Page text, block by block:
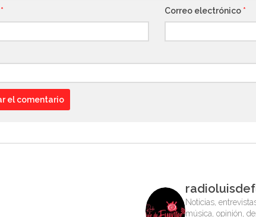
* Correo electrónico *
Noticias,
música, opinión,